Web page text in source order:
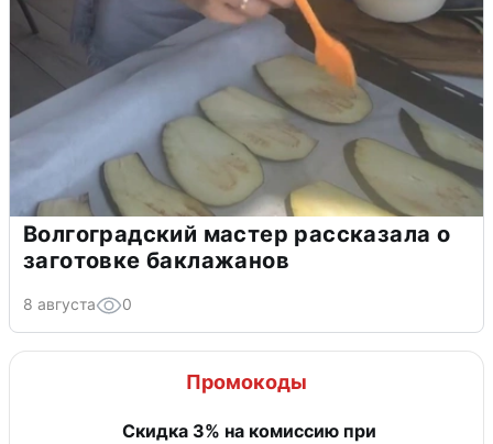
Волгоградский мастер рассказала о
заготовке баклажанов
8 августа 0
Промокоды
Скидка 3% на комиссию при